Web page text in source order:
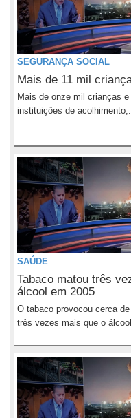
SEGURANÇA SOCIAL
Mais de 11 mil
Mais de onze mil crianças
instituições de
SAÚDE
Tabaco matou três
álcool em 2005
O tabaco provocou cerca
três vezes mais que o